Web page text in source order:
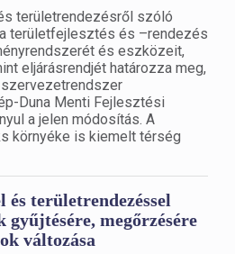
területrendezésről szóló
területfejlesztés és –rendezés
és eszközeit,
eljárásrendjét határozza meg,
Duna Menti Fejlesztési
a jelen módosítás. A
környéke is kiemelt térség
és területrendezéssel
gyűjtésére, megőrzésére
változása